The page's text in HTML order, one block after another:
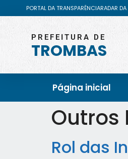
PORTAL DA TRANSPARÊNCIARADAR
PREFEITURA DE
TROMBAS
Página inicial
Outros
Rol das